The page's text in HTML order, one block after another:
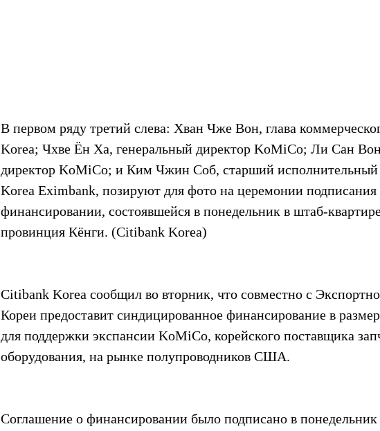
В первом ряду третий слева: Хван Чже Вон, глава
Korea; Чхве Ён Ха, генеральный директор KoMiCo; Ли Сан
директор KoMiCo; и Ким Чжин Соб, старший исполнительный
Korea Eximbank, позируют для фото на церемонии подписания
финансировании, состоявшейся в понедельник в штаб-
провинция Кёнги. (Citibank Korea)
Citibank Korea сообщил во вторник, что совместно с
Кореи предоставит синдицированное финансирование в
для поддержки экспансии KoMiCo, корейского поставщика
оборудования, на рынке полупроводников США.
Соглашение о финансировании было подписано в